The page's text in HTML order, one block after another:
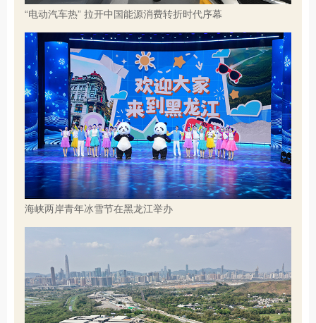
“电动汽车热” 拉开中国能源消费转折时代序幕
海峡两岸青年冰雪节在黑龙江举办